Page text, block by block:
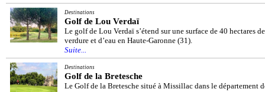
Destinations
Golf de Lou Verdaï
Le golf de Lou Verdaï s’étend sur une surface de 40 hectares de
verdure et d’eau en Haute-Garonne (31).
Suite...
Destinations
Golf de la Bretesche
Le Golf de la Bretesche situé à Missillac dans le département